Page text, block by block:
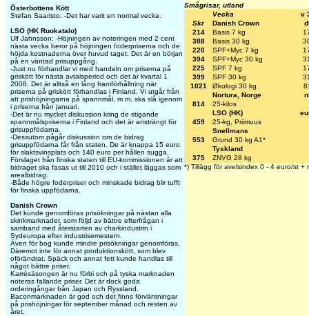
Österbottens Kött
Stefan Saaristo: -Det har varit en normal vecka.
LSO (HK Ruokatalo)
Ulf Jahnsson: -Höjningen av noteringen med 2 cent
nästa vecka beror på höjningen foderpriserna och de
höjda kostnaderna över huvud taget. Det är en början
på en väntad prisuppgång.
-Just nu förhandlar vi med handeln om priserna på
griskött för nästa avtalsperiod och det är kvartal 1
2008. Det är alltså en lång framförhållning när
priserna på griskött förhandlas i Finland. Vi utgår från
att prishöjningarna på spannmål, m m, ska slå igenom
i priserna från januari.
-Det är nu mycket diskussion kring de stigande
spannmålspriserna i Finland och det är ansträngt för
grisuppfödarna.
-Dessutom pågår diskussion om de bidrag
grisuppfödarna får från staten. De är knappa 15 euro
för slaktsvinsplats och 140 euro per hållen sugga.
Förslaget från finska staten till EU-kommissionen är att
bidraget ska fasas ut till 2010 och i stället läggas som
arealbidrag.
-Både högre foderpriser och minskade bidrag blir tufft
för finska uppfödarna.
Danish Crown
Det kunde genomföras prisökningar på nästan alla
skinkmarknader, som följd av bättre efterfrågan i
samband med återstarten av charkindustrin i
Sydeuropa efter industrisemestern.
Även för bog kunde mindre prisökningar genomföras.
Däremot inte för annat produktionskött, som blev
oförändrat. Späck och annat fett kunde handlas till
något bättre priser.
Karrésäsongen är nu förbi och på tyska marknaden
noteras fallande priser. Det är dock goda
orderingångar från Japan och Ryssland.
Baconmarknaden är god och det finns förväntningar
på prishöjningar för september månad och resten av
året.
Smågrisar, utland
Vecka
v
Skr
Danish Crown
214
Basis 7 kg
388
Basis 30 kg
220
SPF+Myc 7 kg
394
SPF+Myc 30 kg
225
SPF 7 kg
399
SPF 30 kg
1021
Økologi 30 kg
Nortura, Norge
814
25-kilos
LSO (HK)
459
25-kg, Priimuus
Snellmans
553
Grund 30 kg A1*
Tyskland
375
ZNVG 28 kg
*) Tillägg för avelsindex 0 - 4 euro/st +